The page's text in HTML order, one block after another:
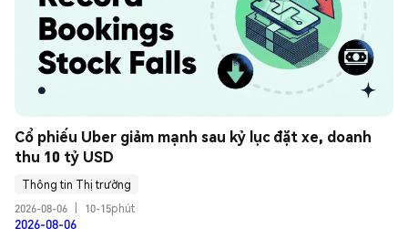
Cổ phiếu Uber giảm mạnh sau kỷ lục đặt xe, doanh
thu 10 tỷ USD
Thông tin Thị trường
2026-08-06
10-15phút
2026-08-06